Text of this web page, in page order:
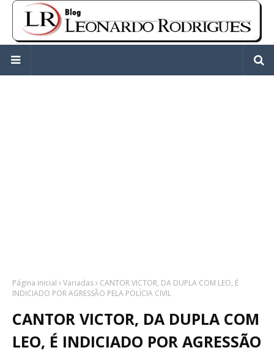
Página inicial Variadas
CANTOR VICTOR, DA DUPLA COM LEO, É
INDICIADO POR AGRESSÃO PELA POLÍCIA CIVIL
CANTOR VICTOR, DA DUPLA COM
LEO, É INDICIADO POR AGRESSÃO